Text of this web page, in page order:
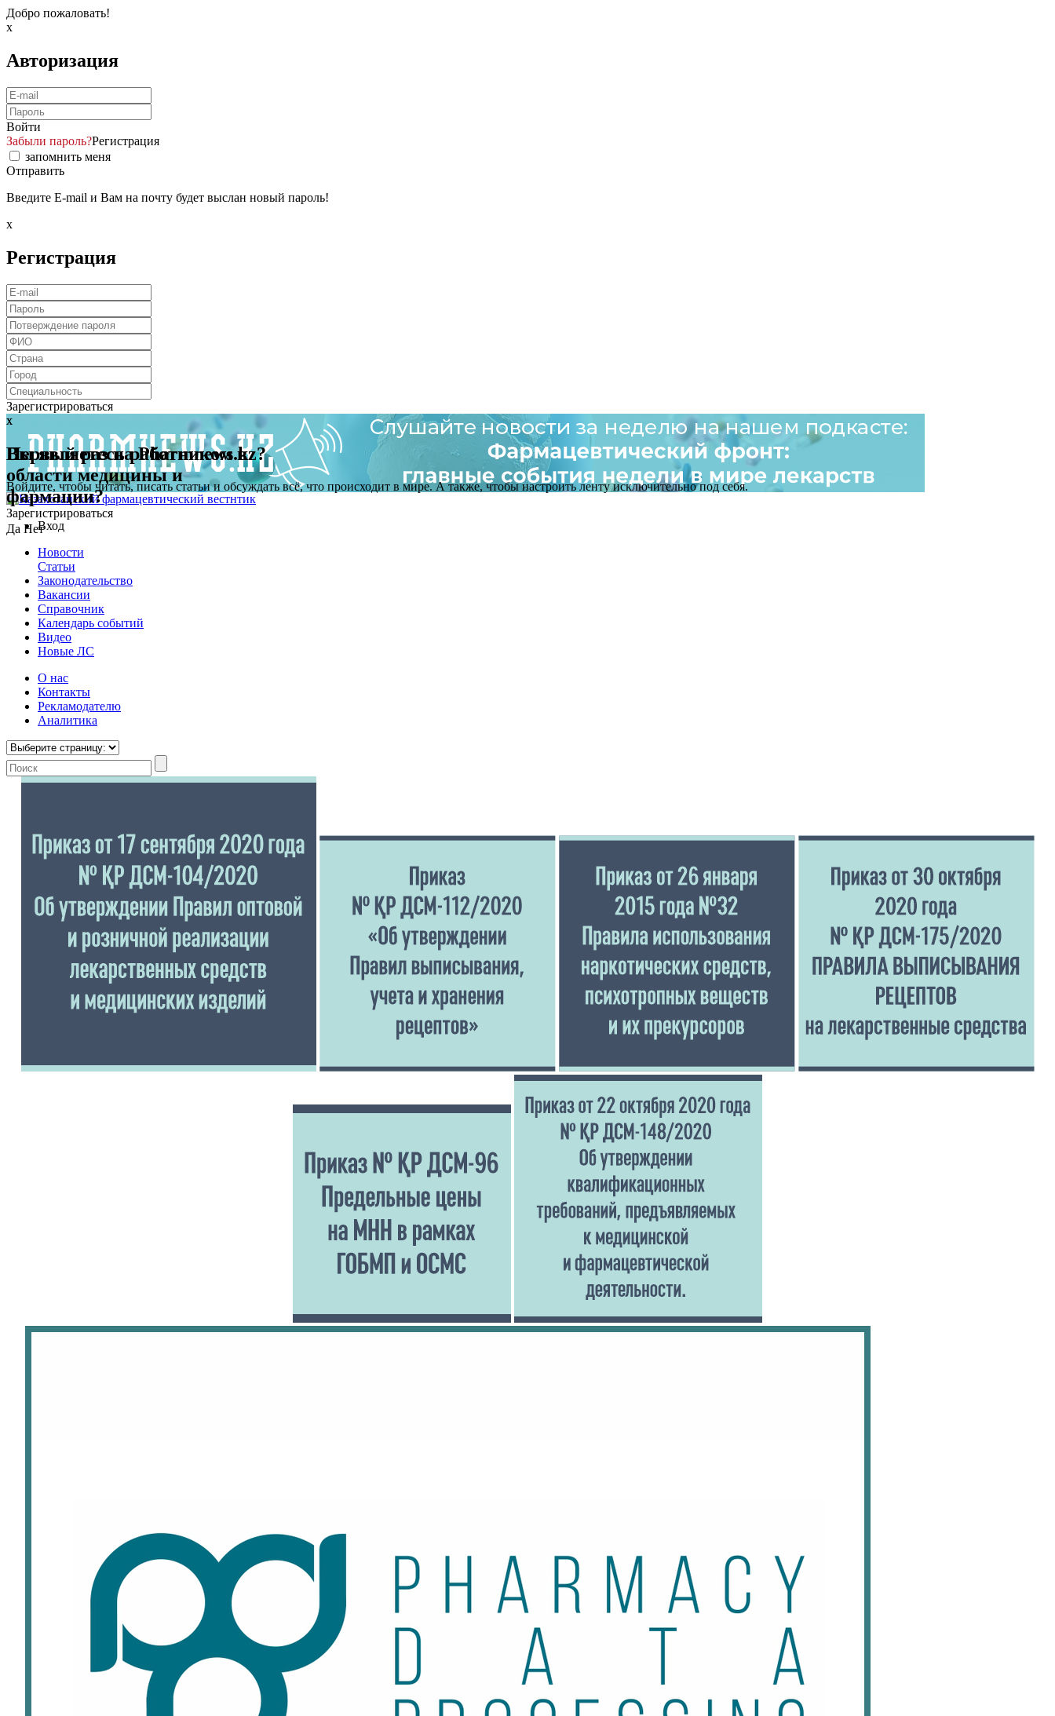
Добро пожаловать!
x
Авторизация
Войти
Забыли пароль?Регистрация
запомнить меня
Отправить
Введите E-mail и Вам на почту будет выслан новый пароль!
x
Регистрация
Зарегистрироваться
x
Первый раз на Pharmnews.kz?
Войдите, чтобы читать, писать статьи и обсуждать всё, что происходит в мире. А также, чтобы настроить ленту исключительно под себя.
Зарегистрироваться
x
Вы являетесь работником в
области медицины и
фармации?
Да НетВход
Новости
Статьи
Законодательство
Вакансии
Справочник
Календарь событий
Видео
Новые ЛС
О нас
Контакты
Рекламодателю
Аналитика